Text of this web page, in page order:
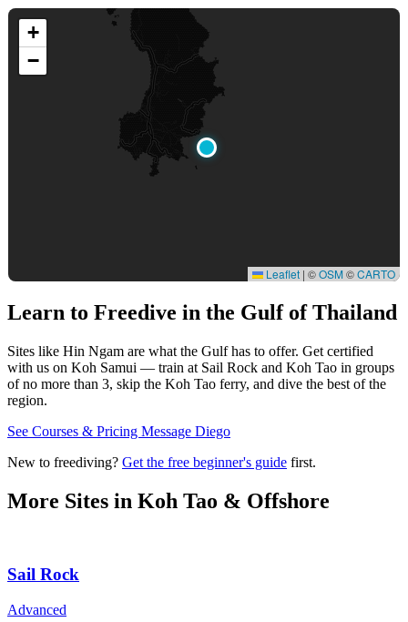
+
−
Leaflet | ©OSM©CARTO
Learn to Freedive in the Gulf of Thailand
Sites like Hin Ngam are what the Gulf has to offer. Get certified
with us on Koh Samui — train at Sail Rock and Koh Tao in groups
of no more than 3, skip the Koh Tao ferry, and dive the best of the
region.
See Courses & Pricing Message Diego
New to freediving? Get the free beginner's guide first.
More Sites in Koh Tao & Offshore
Sail Rock
Advanced